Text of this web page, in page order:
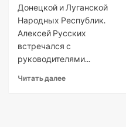
Донецкой и Луганской
Народных Республик.
Алексей Русских
встречался с
руководителями...
Читать далее